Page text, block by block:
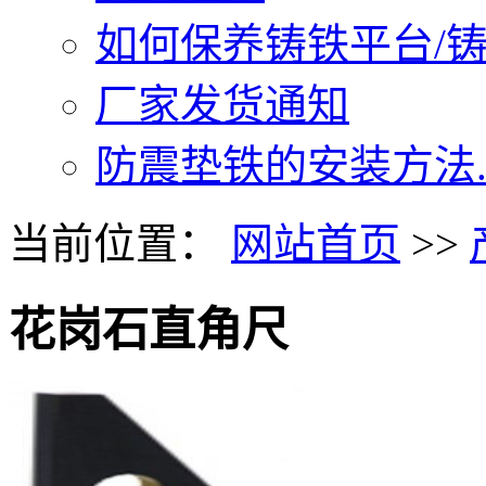
如何保养铸铁平台/
厂家发货通知
防震垫铁的安装方法
当前位置：
网站首页 >>
花岗石直角尺